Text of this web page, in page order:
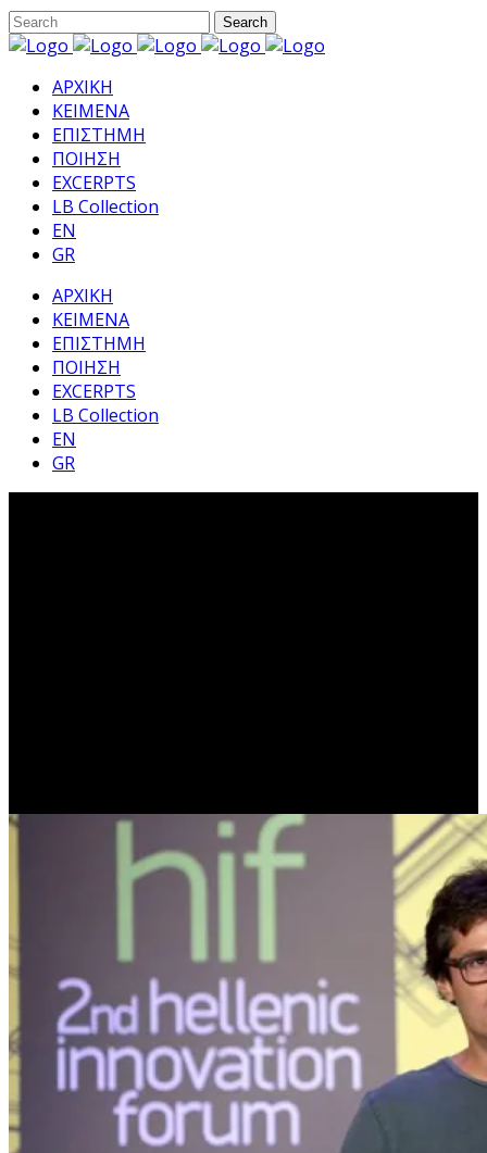
ΑΡΧΙΚΗ
ΚΕΙΜΕΝΑ
ΕΠΙΣΤΗΜΗ
ΠΟΙΗΣΗ
EXCERPTS
LB Collection
EN
GR
ΑΡΧΙΚΗ
ΚΕΙΜΕΝΑ
ΕΠΙΣΤΗΜΗ
ΠΟΙΗΣΗ
EXCERPTS
LB Collection
EN
GR
λιγάκι, που θα πρέπει να
του αρέσει πάρα πολύ
συνεχίσει» (ΧΡΙΣΤΙΝΑ
ΚΑΤΣΑΝΤΩΝΗ)